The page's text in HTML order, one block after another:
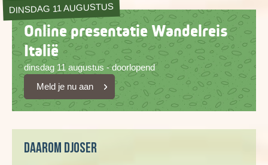
DINSDAG 11 AUGUSTUS
Online presentatie Wandelreis
Italië
dinsdag 11 augustus - doorlopend
Meld je nu aan
Daarom Djoser